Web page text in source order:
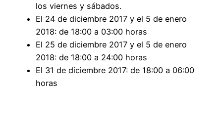
los viernes y sábados.
El 24 de diciembre 2017 y el 5 de enero
2018: de 18:00 a 03:00 horas
El 25 de diciembre 2017 y el 5 de enero
2018: de 18:00 a 24:00 horas
El 31 de diciembre 2017: de 18:00 a 06:00
horas